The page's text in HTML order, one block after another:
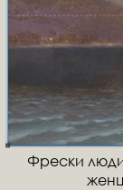
Фрески